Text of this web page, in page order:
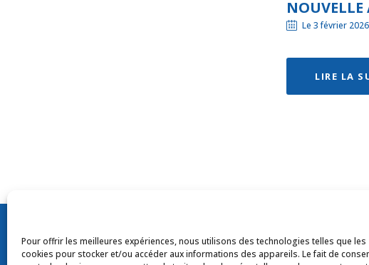
Pour offrir les meilleures expériences, nous utilisons des technologies telles que les
cookies pour stocker et/ou accéder aux informations des appareils. Le fait de
NOUVELLE
Le 3 février 2026
LIRE LA
© Tous droits